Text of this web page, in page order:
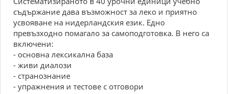
съдържание дава възможност за леко и приятно
усвояване на нидерландския език. Едно
превъзходно помагало за самоподготовка. В него са
включени:
- основна лексикална база
- живи диалози
- странознание
- упражнения и тестове с отговори